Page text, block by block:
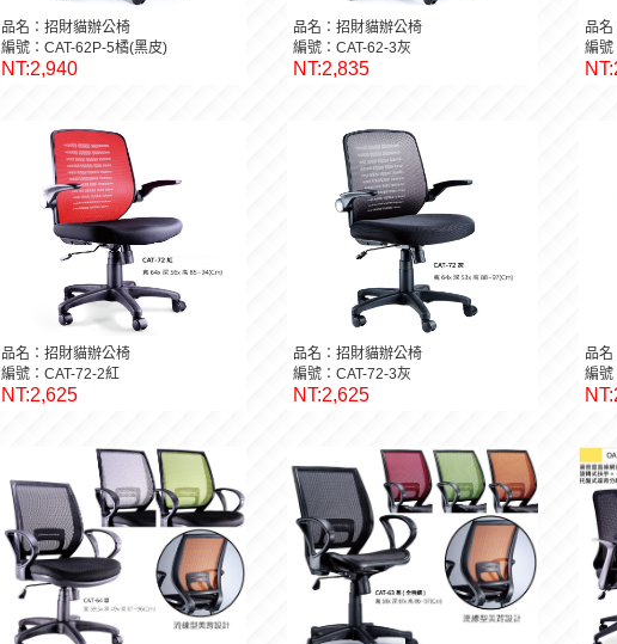
品名：招財貓辦公椅
編號：CAT-62P-5橘(黑皮)
NT:2,940
品名：招財貓辦公椅
編號：CAT-62-3灰
NT:2,835
品
編號
品名：招財貓辦公椅
編號：CAT-72-2紅
NT:2,625
品名：招財貓辦公椅
編號：CAT-72-3灰
NT:2,625
品
編號